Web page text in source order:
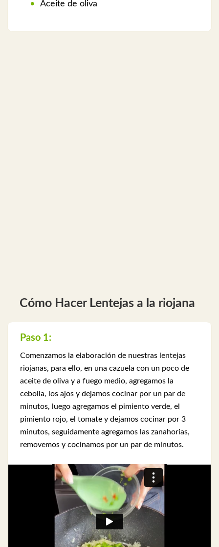
Aceite de oliva
Cómo Hacer Lentejas a la riojana
Paso 1:
Comenzamos la elaboración de nuestras lentejas
riojanas, para ello, en una cazuela con un poco de
aceite de oliva y a fuego medio, agregamos la
cebolla, los ajos y dejamos cocinar por un par de
minutos, luego agregamos el pimiento verde, el
pimiento rojo, el tomate y dejamos cocinar por 3
minutos, seguidamente agregamos las zanahorias,
removemos y cocinamos por un par de minutos.